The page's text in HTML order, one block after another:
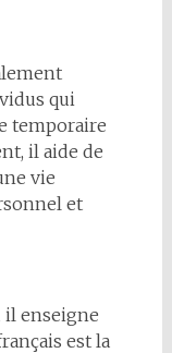
qui
temporaire
il aide de
vie
et
il enseigne
est la